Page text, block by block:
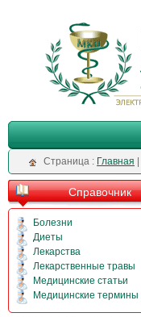
Cтраница : Главная
Справочник
Болезни
Диеты
Лекарства
Лекарственные травы
Медицинские статьи
Медицинские термины